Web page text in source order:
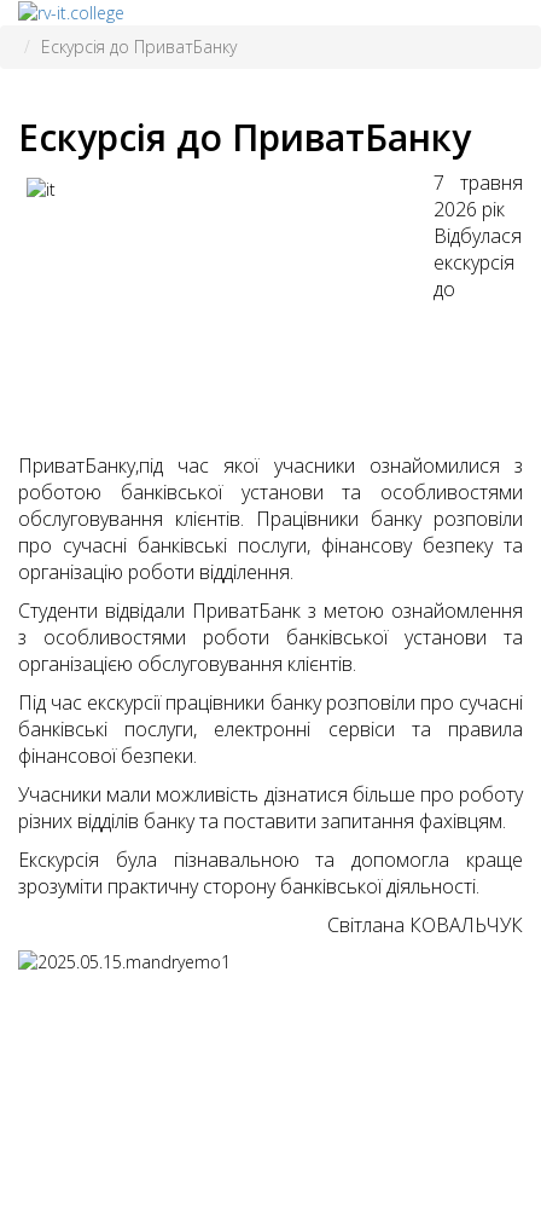
Ескурсія до ПриватБанку
Ескурсія до ПриватБанку
7 травня
2026 рік
Відбулася
екскурсія
до
ПриватБанку⁠,під час якої учасники ознайомилися з
роботою банківської установи та особливостями
обслуговування клієнтів. Працівники банку розповіли
про сучасні банківські послуги, фінансову безпеку та
організацію роботи відділення.
Студенти відвідали ПриватБанк⁠ з метою ознайомлення
з особливостями роботи банківської установи та
організацією обслуговування клієнтів.
Під час екскурсії працівники банку розповіли про сучасні
банківські послуги, електронні сервіси та правила
фінансової безпеки.
Учасники мали можливість дізнатися більше про роботу
різних відділів банку та поставити запитання фахівцям.
Екскурсія була пізнавальною та допомогла краще
зрозуміти практичну сторону банківської діяльності.
Cвітлана КОВАЛЬЧУК